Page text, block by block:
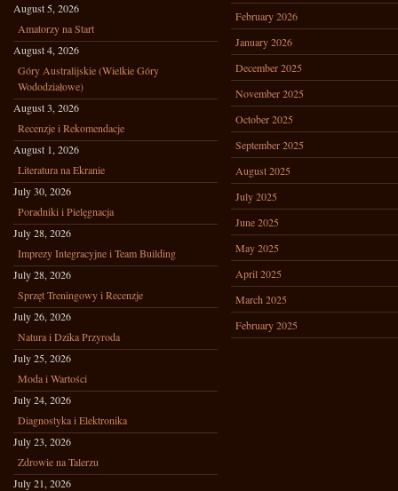
August 5, 2026
Amatorzy na Start
August 4, 2026
Góry Australijskie (Wielkie Góry
Wododziałowe)
August 3, 2026
Recenzje i Rekomendacje
August 1, 2026
Literatura na Ekranie
July 30, 2026
Poradniki i Pielęgnacja
July 28, 2026
Imprezy Integracyjne i Team Building
July 28, 2026
Sprzęt Treningowy i Recenzje
July 26, 2026
Natura i Dzika Przyroda
July 25, 2026
Moda i Wartości
July 24, 2026
Diagnostyka i Elektronika
July 23, 2026
Zdrowie na Talerzu
July 21, 2026
February 2026
January 2026
December 2025
November 2025
October 2025
September 2025
August 2025
July 2025
June 2025
May 2025
April 2025
March 2025
February 2025